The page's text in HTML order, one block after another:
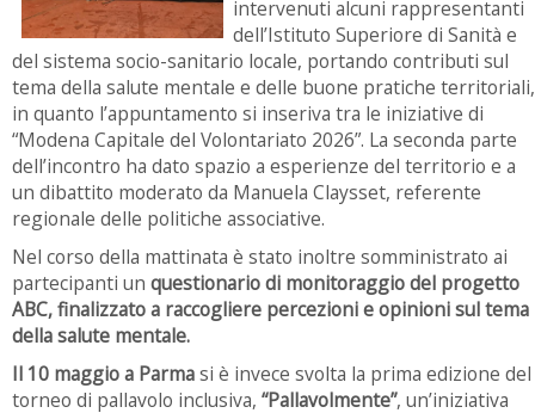
intervenuti alcuni rappresentanti
dell’Istituto Superiore di Sanità e
del sistema socio-sanitario locale, portando contributi sul
tema della salute mentale e delle buone pratiche territoriali,
in quanto l’appuntamento si inseriva tra le iniziative di
“Modena Capitale del Volontariato 2026”. La seconda parte
dell’incontro ha dato spazio a esperienze del territorio e a
un dibattito moderato da Manuela Claysset, referente
regionale delle politiche associative.
Nel corso della mattinata è stato inoltre somministrato ai
partecipanti un questionario di monitoraggio del progetto
ABC, finalizzato a raccogliere percezioni e opinioni sul tema
della salute mentale.
Il 10 maggio a Parmasi è invece svolta la prima edizione del
torneo di pallavolo inclusiva, “Pallavolmente”, un’iniziativa